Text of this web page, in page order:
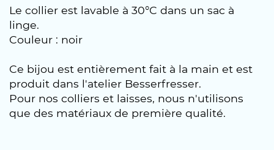
Le collier est lavable à 30°C dans un sac à
linge.
Couleur : noir
Ce bijou est entièrement fait à la main et est
produit dans l'atelier Besserfresser.
Pour nos colliers et laisses, nous n'utilisons
que des matériaux de première qualité.